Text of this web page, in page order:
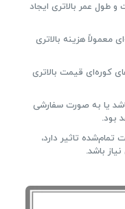
طول عمر بالاتری ایجاد
معمولاً هزینه بالاتری
کوره‌ای قیمت بالاتری
یا به صورت سفارشی
بود.
تاثیر دارد،
باشد.